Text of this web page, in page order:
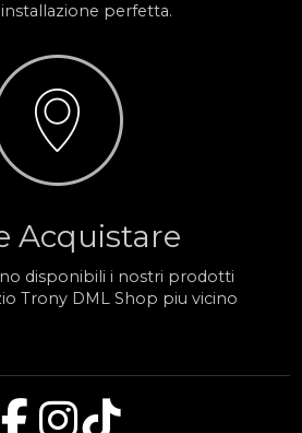
perfetta.
Acquistare
disponibili i nostri prodotti
Trony DML Shop piu vicino